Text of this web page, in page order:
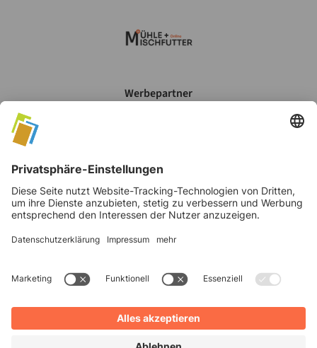
Werbepartner
Datenschutz
AGB's